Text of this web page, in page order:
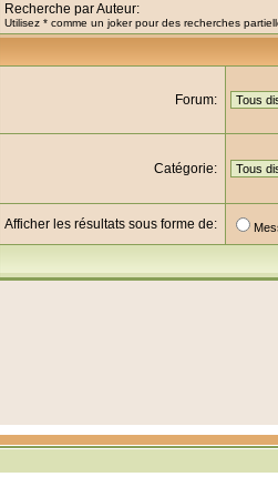
Recherche par Auteur:
Utilisez * comme un joker pour des recherches
Forum:
Catégorie:
Afficher les résultats sous forme de: